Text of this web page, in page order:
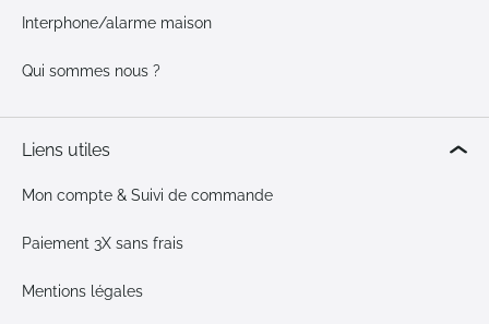
Interphone/alarme maison
Qui sommes nous ?
Liens utiles
Mon compte & Suivi de commande
Paiement 3X sans frais
Mentions légales